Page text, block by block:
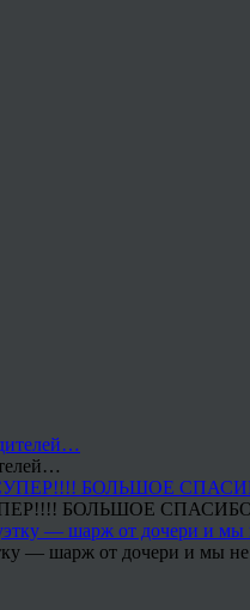
БОЛЬШОЕ
— шарж от дочери и мы